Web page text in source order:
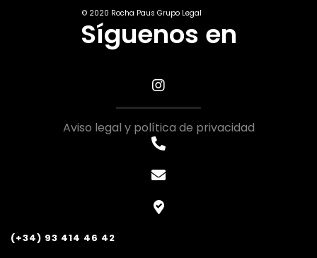
© 2020 Rocha Paus Grupo Legal
Síguenos en
Aviso legal y política de privacidad
(+34) 93 414 46 42